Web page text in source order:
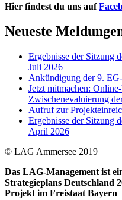
Hier findest du uns auf
Neueste
Ergebnisse der Sitzung
Juli 2026
Ankündigung der 9.
Jetzt mitmachen:
Zwischenevaluierung
Aufruf zur
Ergebnisse der Sitzung
April 2026
© LAG Ammersee 2019
Das LAG-Management ist
Strategieplans Deutschland
Projekt im Freistaat Bayern